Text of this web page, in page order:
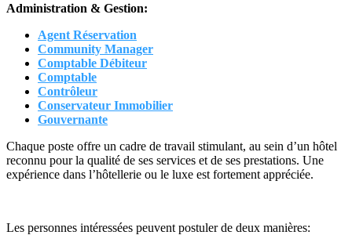
Administration & Gestion:
Agent Réservation
Community Manager
Comptable Débiteur
Comptable
Contrôleur
Conservateur Immobilier
Gouvernante
Chaque poste offre un cadre de travail stimulant, au sein d’un hôtel
reconnu pour la qualité de ses services et de ses prestations. Une
expérience dans l’hôtellerie ou le luxe est fortement appréciée.
Les personnes intéressées peuvent postuler de deux manières: